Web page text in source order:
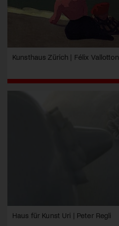
Kunsthaus Zürich | Félix Vallotton
Haus für Kunst Uri | Peter Regli